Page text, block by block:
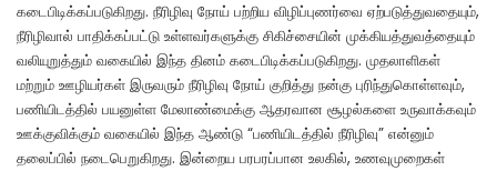
கடைபிடிக்கப்படுகிறது. நீரிழிவு நோய் பற்றிய விழிப்புணர்வை ஏற்படுத்துவதையும்,
நீரிழிவால் பாதிக்கப்பட்டு உள்ளவர்களுக்கு சிகிச்சையின் முக்கியத்துவத்தையும்
வலியுறுத்தும் வகையில் இந்த தினம் கடைபிடிக்கப்படுகிறது. முதலாளிகள்
மற்றும் ஊழியர்கள் இருவரும் நீரிழிவு நோய் குறித்து நன்கு புரிந்துகொள்ளவும்,
பணியிடத்தில் பயனுள்ள மேலாண்மைக்கு ஆதரவான சூழல்களை உருவாக்கவும்
ஊக்குவிக்கும் வகையில் இந்த ஆண்டு “பணியிடத்தில் நீரிழிவு” என்னும்
தலைப்பில் நடைபெறுகிறது. இன்றைய பரபரப்பான உலகில், உணவுமுறைகள்